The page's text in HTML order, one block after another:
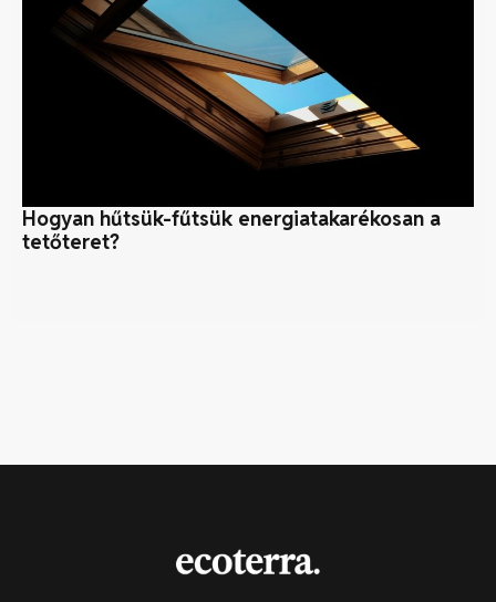
Hogyan hűtsük-fűtsük energiatakarékosan a
tetőteret?